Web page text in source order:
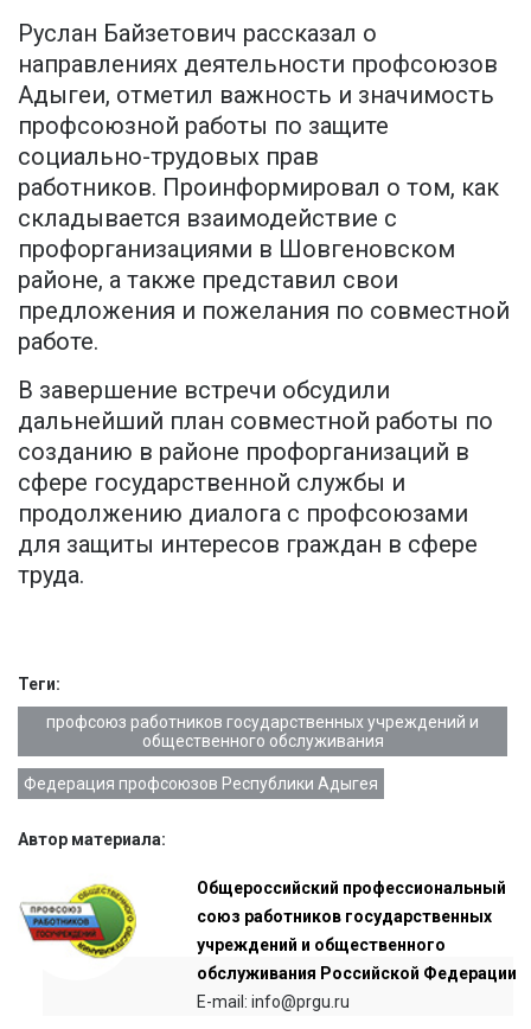
Руслан Байзетович рассказал о
направлениях деятельности профсоюзов
Адыгеи, отметил важность и значимость
профсоюзной работы по защите
социально-трудовых прав
работников. Проинформировал о том, как
складывается взаимодействие с
профорганизациями в Шовгеновском
районе, а также представил свои
предложения и пожелания по совместной
работе.
В завершение встречи обсудили
дальнейший план совместной работы по
созданию в районе профорганизаций в
сфере государственной службы и
продолжению диалога с профсоюзами
для защиты интересов граждан в сфере
труда.
Теги:
профсоюз работников государственных учреждений и
общественного обслуживания
Федерация профсоюзов Республики Адыгея
Автор материала:
Общероссийский профессиональный
союз работников государственных
учреждений и общественного
обслуживания Российской Федерации
E-mail: info@prgu.ru